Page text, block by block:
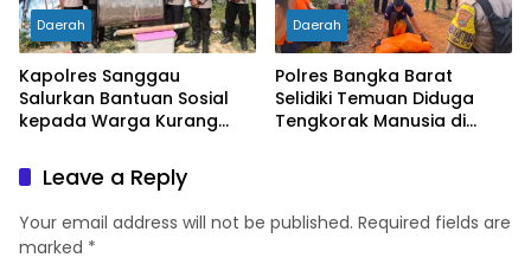
Daerah
Kapolres Sanggau
Salurkan Bantuan Sosial
kepada Warga Kurang
Wujud Nyata Kepedulian
Polri Hadir untuk
Masyarakat
Daerah
Polres Bangka Barat
Selidiki Temuan Diduga
Tengkorak Manusia di
Leave a Reply
Your email address will not be published. Required fields are
marked *